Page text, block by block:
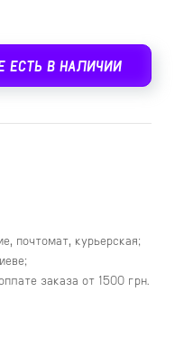
ЕСТЬ В НАЛИЧИИ
почтомат, курьерская;
заказа от 1500 грн.